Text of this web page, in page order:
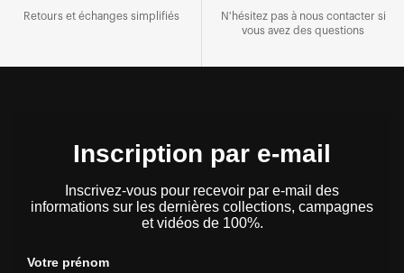
Retours et échanges simplifiés
N'hésitez pas à nous contacter si
vous avez des questions
Inscription par e-mail
Inscrivez-vous pour recevoir par e-mail des
informations sur les dernières collections, campagnes
et vidéos de 100%.
Votre prénom